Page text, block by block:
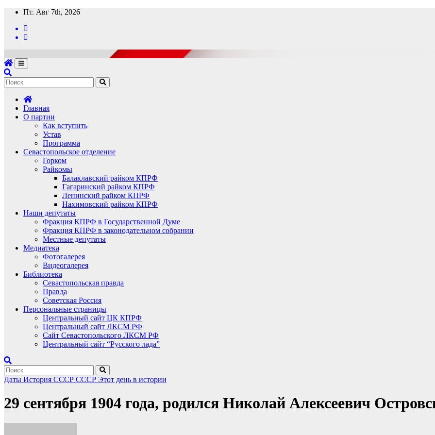
Перейти
содержимому
Пт. Авг 7th, 2026
Главная
О партии
Как вступить
Устав
Программа
Севастопольское отделение
Горком
Райкомы
Балаклавский райком КПРФ
Гагаринский райком КПРФ
Ленинский райком КПРФ
Нахимовский райком КПРФ
Наши депутаты
Фракция КПРФ в Государственной Думе
Фракция КПРФ в законодательном собрании
Местные депутаты
Медиатека
Фотогалерея
Видеогалерея
Библиотека
Севастопольская правда
Правда
Советская Россия
Персональные страницы
Центральный сайт ЦК КПРФ
Центральный сайт ЛКСМ РФ
Сайт Севастопольского ЛКСМ РФ
Центральный сайт “Русского лада”
Даты История СССР СССР Этот день в истории
29 сентября 1904 года, родился Николай Алексеевич